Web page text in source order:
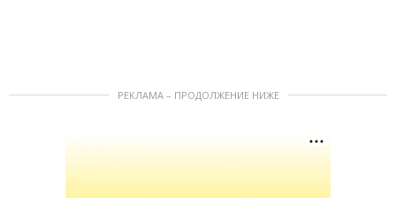
РЕКЛАМА – ПРОДОЛЖЕНИЕ НИЖЕ